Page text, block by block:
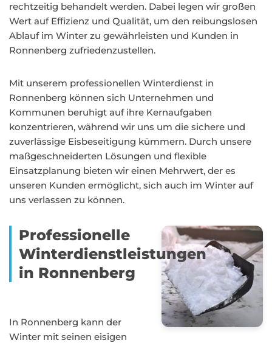
rechtzeitig behandelt werden. Dabei legen wir großen
Wert auf Effizienz und Qualität, um den reibungslosen
Ablauf im Winter zu gewährleisten und Kunden in
Ronnenberg zufriedenzustellen.
Mit unserem professionellen Winterdienst in
Ronnenberg können sich Unternehmen und
Kommunen beruhigt auf ihre Kernaufgaben
konzentrieren, während wir uns um die sichere und
zuverlässige Eisbeseitigung kümmern. Durch unsere
maßgeschneiderten Lösungen und flexible
Einsatzplanung bieten wir einen Mehrwert, der es
unseren Kunden ermöglicht, sich auch im Winter auf
uns verlassen zu können.
Professionelle
Winterdienstleistungen
in Ronnenberg
In Ronnenberg kann der
Winter mit seinen eisigen